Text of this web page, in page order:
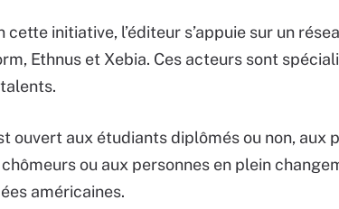
cette initiative, l’éditeur s’appuie sur un
Ethnus et Xebia. Ces acteurs sont
ouvert aux étudiants diplômés ou non, aux
ou aux personnes en plein
américaines.